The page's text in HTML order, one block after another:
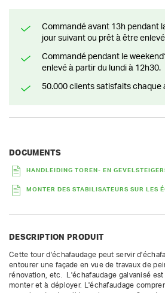
Commandé avant 13h pendant la semaine? Livré le
jour suivant ou prêt à être
Commandé pendant le weekend? Livré ou prêt à être
enlevé à partir du lundi à 12h30.
50.000 clients satisfaits chaque
DOCUMENTS
HANDLEIDING TOREN- EN
MONTER DES STABILISATEURS SUR LES
DESCRIPTION PRODUIT
Cette tour d'échafaudage peut servir
entourer une façade en vue de travaux de
rénovation, etc.  L'échafaudage galvanisé
monter et à déployer. L'échafaudage